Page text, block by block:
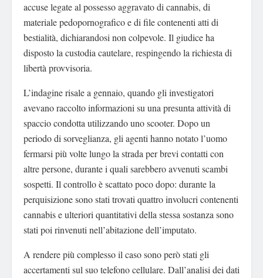
accuse legate al possesso aggravato di cannabis, di
materiale pedopornografico e di file contenenti atti di
bestialità, dichiarandosi non colpevole. Il giudice ha
disposto la custodia cautelare, respingendo la richiesta di
libertà provvisoria.
L’indagine risale a gennaio, quando gli investigatori
avevano raccolto informazioni su una presunta attività di
spaccio condotta utilizzando uno scooter. Dopo un
periodo di sorveglianza, gli agenti hanno notato l’uomo
fermarsi più volte lungo la strada per brevi contatti con
altre persone, durante i quali sarebbero avvenuti scambi
sospetti. Il controllo è scattato poco dopo: durante la
perquisizione sono stati trovati quattro involucri contenenti
cannabis e ulteriori quantitativi della stessa sostanza sono
stati poi rinvenuti nell’abitazione dell’imputato.
A rendere più complesso il caso sono però stati gli
accertamenti sul suo telefono cellulare. Dall’analisi dei dati